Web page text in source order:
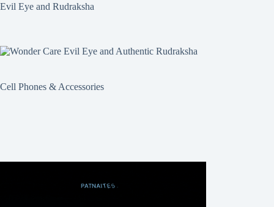
Evil Eye and Rudraksha
Cell Phones & Accessories